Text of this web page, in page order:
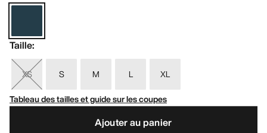
Taille:
XS S M L
XL
Tableau des tailles et guide sur les coupes
Ajouter au panier